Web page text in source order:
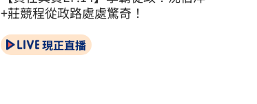
+莊競程從政路處處驚奇！
現正直播